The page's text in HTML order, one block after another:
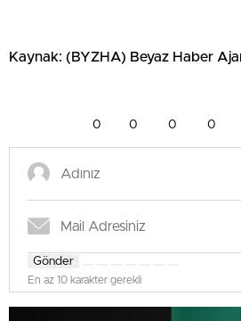
Kaynak: (BYZHA) Beyaz Haber
0 0 0 0
Gönder
En az 10 karakter gerekli